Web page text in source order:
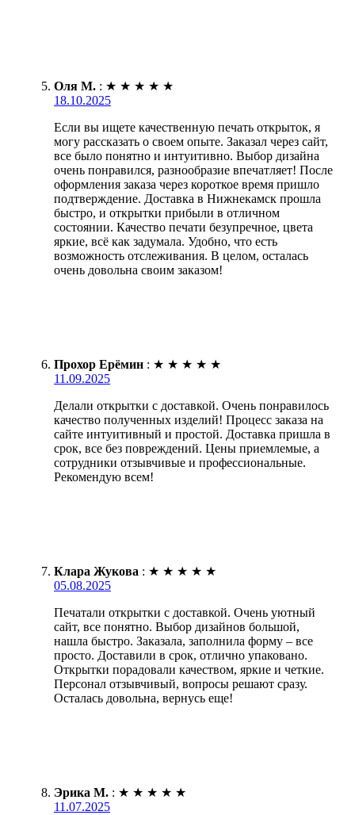
Оля М. : ★ ★ ★ ★ ★
18.10.2025
Если вы ищете качественную печать открыток, я
могу рассказать о своем опыте. Заказал через сайт,
все было понятно и интуитивно. Выбор дизайна
очень понравился, разнообразие впечатляет! После
оформления заказа через короткое время пришло
подтверждение. Доставка в Нижнекамск прошла
быстро, и открытки прибыли в отличном
состоянии. Качество печати безупречное, цвета
яркие, всё как задумала. Удобно, что есть
возможность отслеживания. В целом, осталась
очень довольна своим заказом!
Прохор Ерёмин : ★ ★ ★ ★ ★
11.09.2025
Делали открытки с доставкой. Очень понравилось
качество полученных изделий! Процесс заказа на
сайте интуитивный и простой. Доставка пришла в
срок, все без повреждений. Цены приемлемые, а
сотрудники отзывчивые и профессиональные.
Рекомендую всем!
Клара Жукова : ★ ★ ★ ★ ★
05.08.2025
Печатали открытки с доставкой. Очень уютный
сайт, все понятно. Выбор дизайнов большой,
нашла быстро. Заказала, заполнила форму – все
просто. Доставили в срок, отлично упаковано.
Открытки порадовали качеством, яркие и четкие.
Персонал отзывчивый, вопросы решают сразу.
Осталась довольна, вернусь еще!
Эрика М. : ★ ★ ★ ★ ★
11.07.2025